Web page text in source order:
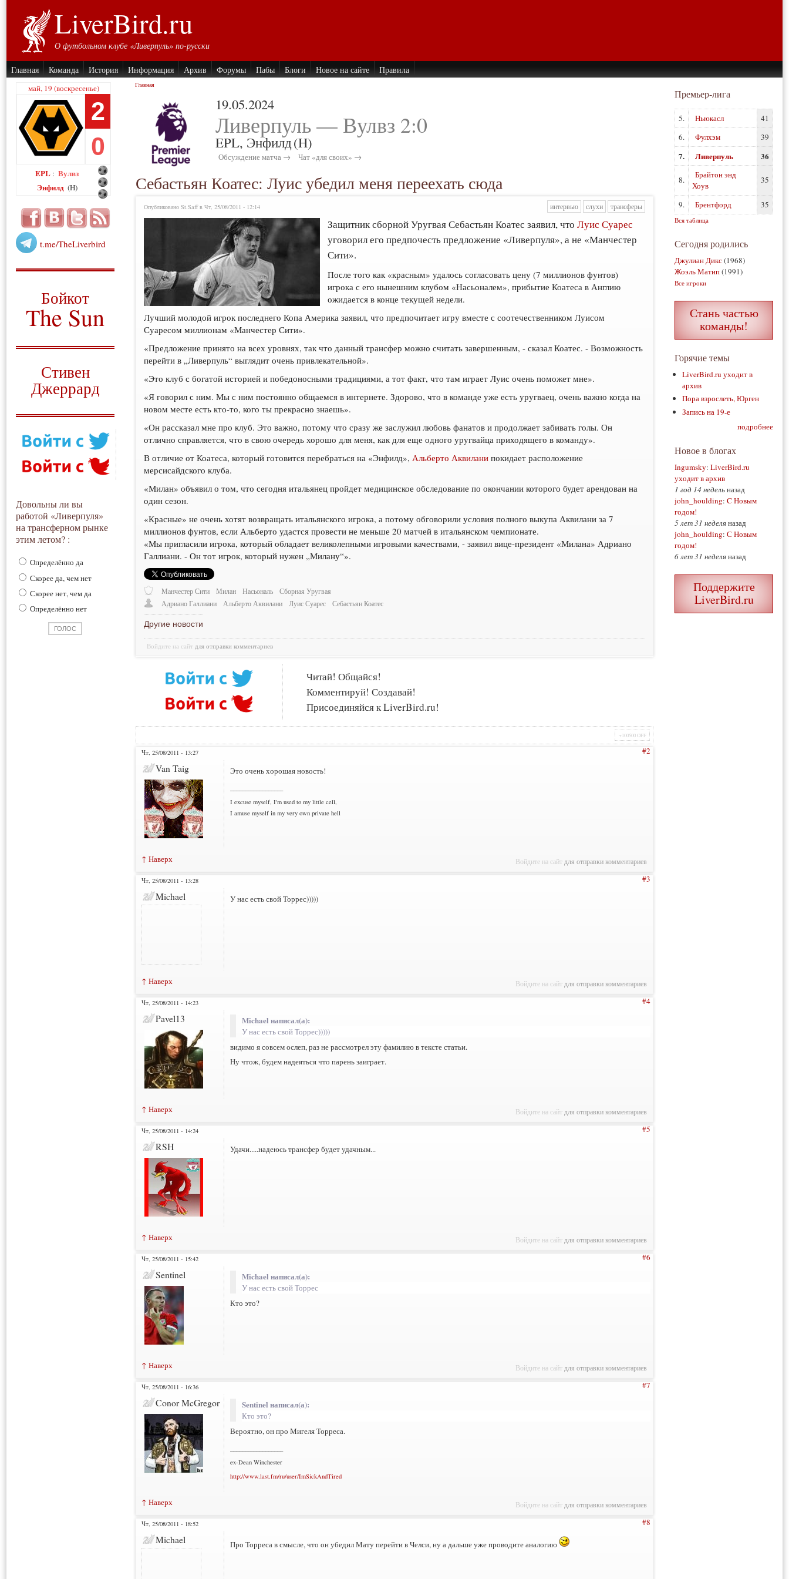
LiverBird.ru
О футбольном клубе «Ливерпуль» по-русски
Главная Команда История Информация Архив Форумы Пабы Блоги Новое на сайте Правила
май, 19 (воскресенье)
2
0
EPL : Вулвз
Энфилд (H)
t.me/TheLiverbird
Бойкот
The Sun
Стивен
Джеррард
Довольны ли вы
работой «Ливерпуля»
на трансферном рынке
этим летом? :
Определённо да
Скорее да, чем нет
Скорее нет, чем да
Определённо нет
Главная
19.05.2024
Ливерпуль — Вулвз 2:0
EPL, Энфилд(H)
Обсуждение матча → Чат «для своих» →
Себастьян Коатес: Луис убедил меня переехать сюда
Опубликовано St.Saff в Чт, 25/08/2011 - 12:14 интервью слухи трансферы
Защитник сборной Уругвая Себастьян Коатес заявил, чтоЛуис Суарес
уговорил его предпочесть предложение «Ливерпуля», а не «Манчестер
Сити».
После того как «красным» удалось согласовать цену (7 миллионов фунтов)
игрока с его нынешним клубом «Насьоналем», прибытие Коатеса в Англию
ожидается в конце текущей недели.
Лучший молодой игрок последнего Копа Америка заявил, что предпочитает игру вместе с соотечественником Луисом
Суаресом миллионам «Манчестер Сити».
«Предложение принято на всех уровнях, так что данный трансфер можно считать завершенным, - сказал Коатес. - Возможность
перейти в „Ливерпуль“ выглядит очень привлекательной».
«Это клуб с богатой историей и победоносными традициями, а тот факт, что там играет Луис очень поможет мне».
«Я говорил с ним. Мы с ним постоянно общаемся в интернете. Здорово, что в команде уже есть уругваец, очень важно когда на
новом месте есть кто-то, кого ты прекрасно знаешь».
«Он рассказал мне про клуб. Это важно, потому что сразу же заслужил любовь фанатов и продолжает забивать голы. Он
отлично справляется, что в свою очередь хорошо для меня, как для еще одного уругвайца приходящего в команду».
В отличие от Коатеса, который готовится перебраться на «Энфилд», Альберто Аквилани покидает расположение
мерсисайдского клуба.
«Милан» объявил о том, что сегодня итальянец пройдет медицинское обследование по окончании которого будет арендован на
один сезон.
«Красные» не очень хотят возвращать итальянского игрока, а потому обговорили условия полного выкупа Аквилани за 7
миллионов фунтов, если Альберто удастся провести не меньше 20 матчей в итальянском чемпионате.
«Мы пригласили игрока, который обладает великолепными игровыми качествами, - заявил вице-президент «Милана» Адриано
Галлиани. - Он тот игрок, который нужен „Милану“».
Манчестер Сити Милан Насьональ
Сборная Уругвая
Адриано Галлиани
Альберто Аквилани Луис Суарес Себастьян Коатес
Другие новости
Войдите на сайт для отправки комментариев
Читай! Общайся!
Комментируй! Создавай!
Присоединяйся к LiverBird.ru!
+100500 OFF
Чт, 25/08/2011 - 13:27 #2
Van Taig Это очень хорошая новость!
I excuse myself, I'm used to my little cell,
I amuse myself in my very own private hell
↑ Наверх Войдите на сайт для отправки комментариев
Чт, 25/08/2011 - 13:28 #3
Michael У нас есть свой Торрес)))))
↑ Наверх Войдите на сайт для отправки комментариев
Чт, 25/08/2011 - 14:23 #4
Pavel13 Michael написал(а):
У нас есть свой Торрес)))))
видимо я совсем ослеп, раз не рассмотрел эту фамилию в тексте статьи.
Ну чтож, будем надеяться что парень заиграет.
↑ Наверх Войдите на сайт для отправки комментариев
Чт, 25/08/2011 - 14:24 #5
RSH Удачи.....надеюсь трансфер будет удачным...
↑ Наверх Войдите на сайт для отправки комментариев
Чт, 25/08/2011 - 15:42 #6
Sentinel Michael написал(а):
У нас есть свой Торрес
Кто это?
↑ Наверх Войдите на сайт для отправки комментариев
Чт, 25/08/2011 - 16:36 #7
Conor McGregor Sentinel написал(а):
Кто это?
Вероятно, он про Мигеля Торреса.
ex-Dean Winchester
http://www.last.fm/ru/user/ImSickAndTired
↑ Наверх Войдите на сайт для отправки комментариев
Чт, 25/08/2011 - 18:52 #8
Michael Про Торреса в смысле, что он убедил Мату перейти в Челси, ну а дальше уже проводите аналогию
Премьер-лига
5. Ньюкасл
41
6.
Фулхэм 39
7. Ливерпуль 36
8.
Брайтон энд
Хоув
35
9. Брентфорд 35
Вся таблица
Сегодня родились
Джулиан Дикс(1968)
Жоэль Матип(1991)
Все игроки
Стань частью
команды!
Горячие темы
LiverBird.ru уходит в
архив
Пора взрослеть, Юрген
Запись на 19-е
подробнее
Новое в блогах
Ingumsky: LiverBird.ru
уходит в архив
1 год 14 недельназад
john_houlding: C Новым
годом!
5 лет 31 неделяназад
john_houlding: С Новым
годом!
6 лет 31 неделяназад
Поддержите
LiverBird.ru